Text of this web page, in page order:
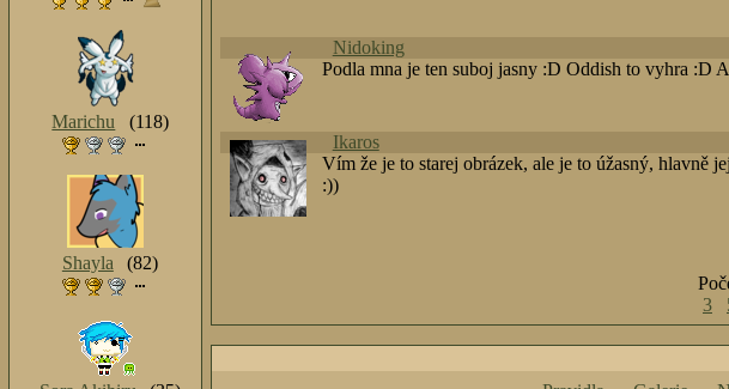
Nidoking
Podla mna je ten suboj jasny :D Oddish to vyhra :D
Ikaros
Vím že je to starej obrázek, ale je to úžasný, hlavně
:))
3
Marichu (118)
Shayla (82)